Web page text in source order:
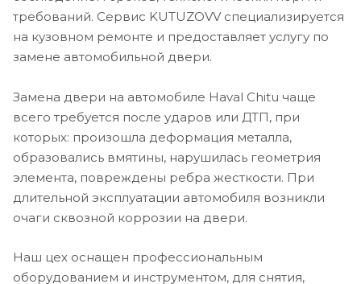
требований. Сервис KUTUZOVV специализируется
на кузовном ремонте и предоставляет услугу по
замене автомобильной двери.
Замена двери на автомобиле Haval Chitu чаще
всего требуется после ударов или ДТП, при
которых: произошла деформация металла,
образовались вмятины, нарушилась геометрия
элемента, повреждены ребра жесткости. При
длительной эксплуатации автомобиля возникли
очаги сквозной коррозии на двери.
Наш цех оснащен профессиональным
оборудованием и инструментом, для снятия,